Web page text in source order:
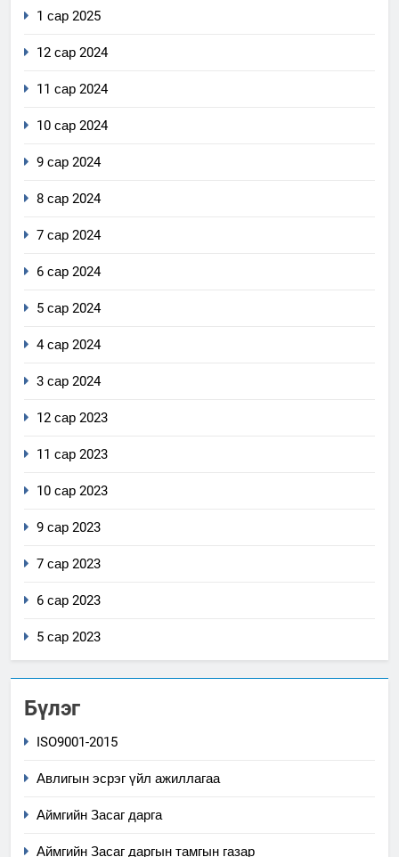
1 сар 2025
12 сар 2024
11 сар 2024
10 сар 2024
9 сар 2024
8 сар 2024
7 сар 2024
6 сар 2024
5 сар 2024
4 сар 2024
3 сар 2024
12 сар 2023
11 сар 2023
10 сар 2023
9 сар 2023
7 сар 2023
6 сар 2023
5 сар 2023
Бүлэг
ISO9001-2015
Авлигын эсрэг үйл ажиллагаа
Аймгийн Засаг дарга
Аймгийн Засаг даргын тамгын газар